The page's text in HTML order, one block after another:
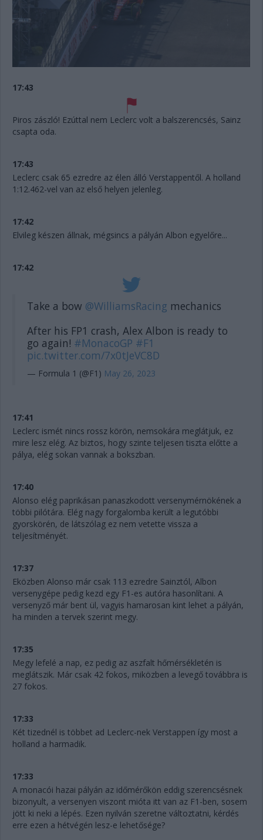
17:43
Piros zászló! Ezúttal nem Leclerc volt a balszerencsés, Sainz
csapta oda.
17:43
Leclerc csak 65 ezredre az élen álló Verstappentől. A holland
1:12.462-vel van az első helyen jelenleg.
17:42
Elvileg készen állnak, mégsincs a pályán Albon egyelőre...
17:42
Take a bow @WilliamsRacing mechanics
After his FP1 crash, Alex Albon is ready to
go again! #MonacoGP #F1
pic.twitter.com/7x0tJeVC8D
— Formula 1 (@F1) May 26, 2023
17:41
Leclerc ismét nincs rossz körön, nemsokára meglátjuk, ez
mire lesz elég. Az biztos, hogy szinte teljesen tiszta előtte a
pálya, elég sokan vannak a bokszban.
17:40
Alonso elég paprikásan panaszkodott versenymérnökének a
többi pilótára. Elég nagy forgalomba került a legutóbbi
gyorskörén, de látszólag ez nem vetette vissza a
teljesítményét.
17:37
Eközben Alonso már csak 113 ezredre Sainztól, Albon
versenygépe pedig kezd egy F1-es autóra hasonlítani. A
versenyző már bent ül, vagyis hamarosan kint lehet a pályán,
ha minden a tervek szerint megy.
17:35
Megy lefelé a nap, ez pedig az aszfalt hőmérsékletén is
meglátszik. Már csak 42 fokos, miközben a levegő továbbra is
27 fokos.
17:33
Két tizednél is többet ad Leclerc-nek Verstappen így most a
holland a harmadik.
17:33
A monacói hazai pályán az időmérőkön eddig szerencsésnek
bizonyult, a versenyen viszont mióta itt van az F1-ben, sosem
jött ki neki a lépés. Ezen nyilván szeretne változtatni, kérdés
erre ezen a hétvégén lesz-e lehetősége?